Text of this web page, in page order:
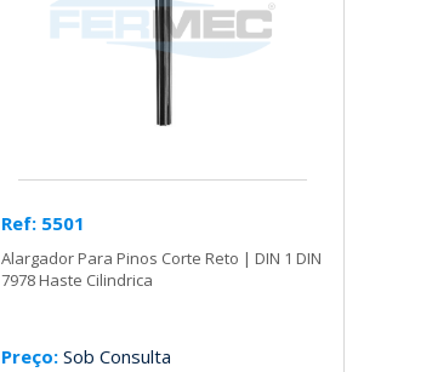
Ref: 5501
Alargador Para Pinos Corte Reto | DIN 1 DIN
7978 Haste Cilindrica
Preço: Sob Consulta